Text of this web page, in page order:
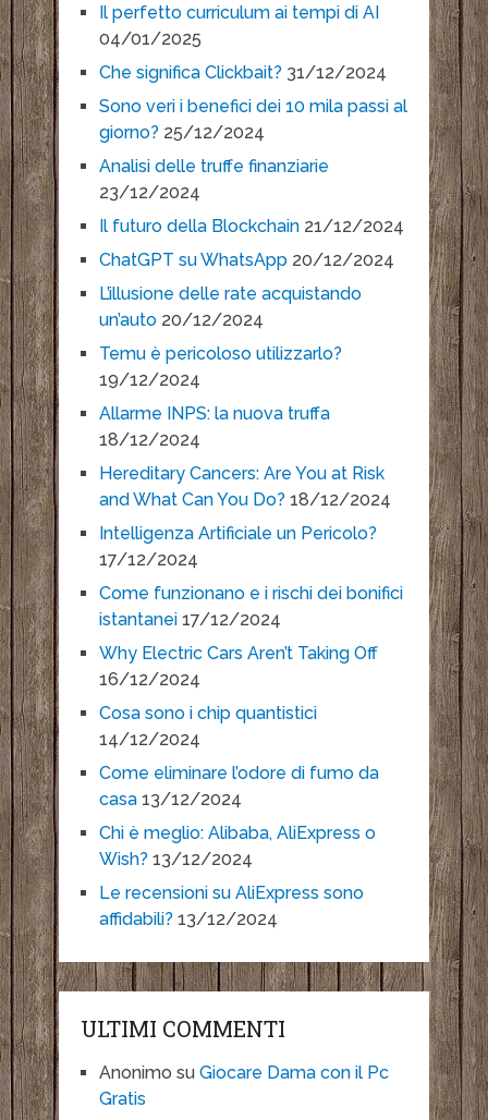
Il perfetto curriculum ai tempi di AI
04/01/2025
Che significa Clickbait? 31/12/2024
Sono veri i benefici dei 10 mila passi al
giorno? 25/12/2024
Analisi delle truffe finanziarie
23/12/2024
Il futuro della Blockchain 21/12/2024
ChatGPT su WhatsApp 20/12/2024
L’illusione delle rate acquistando
un’auto 20/12/2024
Temu è pericoloso utilizzarlo?
19/12/2024
Allarme INPS: la nuova truffa
18/12/2024
Hereditary Cancers: Are You at Risk
and What Can You Do? 18/12/2024
Intelligenza Artificiale un Pericolo?
17/12/2024
Come funzionano e i rischi dei bonifici
istantanei 17/12/2024
Why Electric Cars Aren’t Taking Off
16/12/2024
Cosa sono i chip quantistici
14/12/2024
Come eliminare l’odore di fumo da
casa 13/12/2024
Chi è meglio: Alibaba, AliExpress o
Wish? 13/12/2024
Le recensioni su AliExpress sono
affidabili? 13/12/2024
ULTIMI COMMENTI
Anonimo su Giocare Dama con il Pc
Gratis